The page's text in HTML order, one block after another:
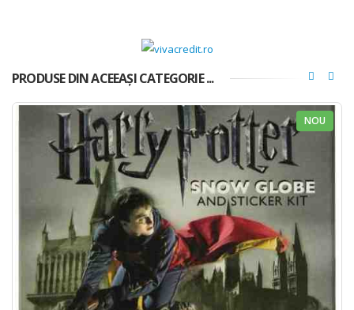
PRODUSE DIN ACEEAȘI CATEGORIE ...
NOU